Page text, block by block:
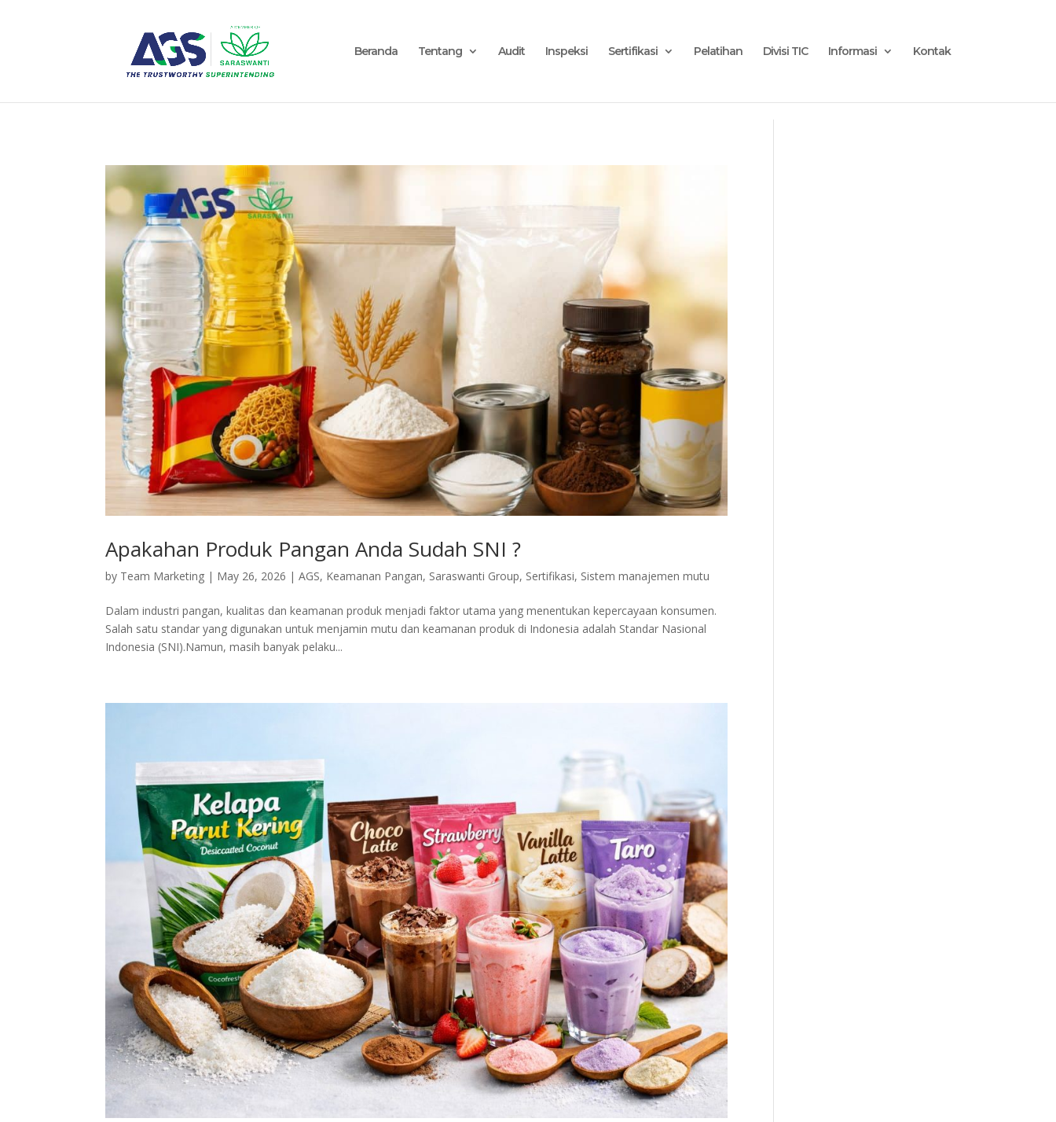
Beranda Tentang Audit Inspeksi Sertifikasi Pelatihan Divisi TIC Informasi Kontak
Apakahan Produk Pangan Anda Sudah SNI ?
by Team Marketing | May 26, 2026 |AGS, Keamanan Pangan, Saraswanti Group, Sertifikasi, Sistem manajemen mutu
Dalam industri pangan, kualitas dan keamanan produk menjadi faktor utama yang menentukan kepercayaan konsumen.
Salah satu standar yang digunakan untuk menjamin mutu dan keamanan produk di Indonesia adalah Standar Nasional
Indonesia (SNI).Namun, masih banyak pelaku...